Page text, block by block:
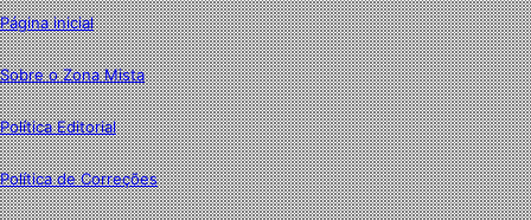
Página inicial
Sobre o Zona Mista
Política Editorial
Política de Correções